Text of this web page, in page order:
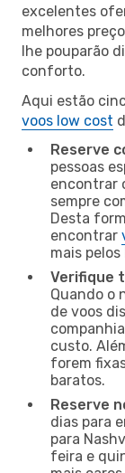
excelentes
melhores
lhe pouparão
conforto.
Aqui estão
voos low cost
Reserve
pessoas
encontrar
sempre
Desta
encontrar
mais
Verifique
Quando o
de voos
custo.
forem
baratos.
Reserve
dias para
para
feira e